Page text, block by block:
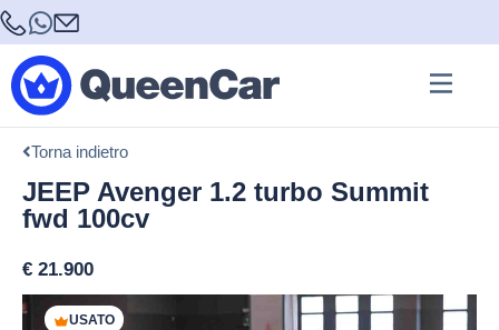
Torna indietro
JEEP Avenger 1.2 turbo Summit
fwd 100cv
€ 21.900
USATO